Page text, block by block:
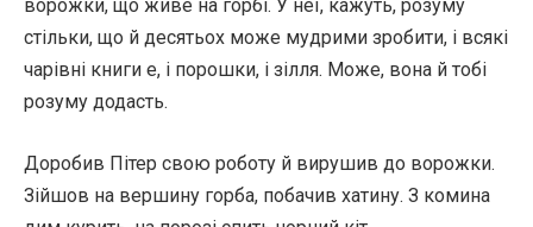
ворожки, що живе на горбі. У неї, кажуть, розуму
стільки, що й десятьох може мудрими зробити, і всякі
чарівні книги е, і порошки, і зілля. Може, вона й тобі
розуму додасть.
Доробив Пітер свою роботу й вирушив до ворожки.
Зійшов на вершину горба, побачив хатину. З комина